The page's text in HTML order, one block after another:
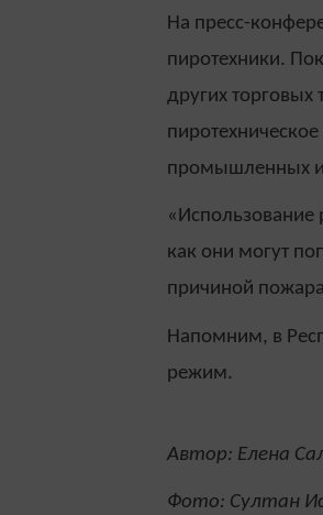
На пресс-
пиротехники.
других
промышленных и
«Использование
как они могут
причиной
Напомним, в
режим.
Автор: Елена
Фото: Султан